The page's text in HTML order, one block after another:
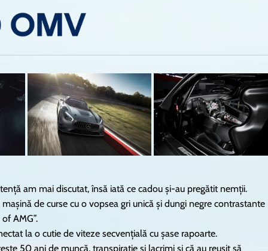
am mai discutat, însă iată ce cadou și-au pregătit nemții.
de curse cu o vopsea gri unică și dungi negre contrastante
AMG”.
la o cutie de viteze secvențială cu șase rapoarte.
50 ani de muncă, transpirație și lacrimi și că au reușit să